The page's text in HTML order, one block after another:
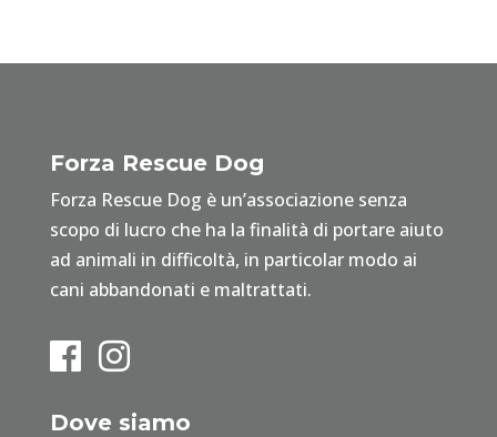
Forza Rescue Dog
Forza Rescue Dog è un’associazione senza
scopo di lucro che ha la finalità di portare aiuto
ad animali in difficoltà, in particolar modo ai
cani abbandonati e maltrattati.
Dove siamo